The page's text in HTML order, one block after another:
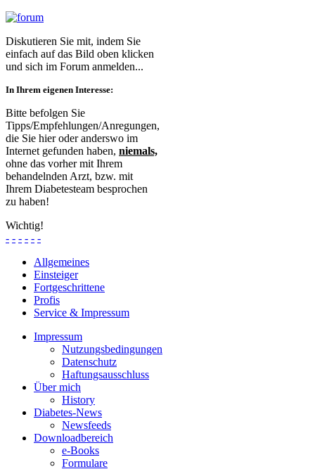
Diskutieren Sie mit, indem Sie
einfach auf das Bild oben klicken
und sich im Forum anmelden...
In Ihrem eigenen Interesse:
Bitte befolgen Sie
Tipps/Empfehlungen/Anregungen,
die Sie hier oder anderswo im
Internet gefunden haben, niemals,
ohne das vorher mit Ihrem
behandelnden Arzt, bzw. mit
Ihrem Diabetesteam besprochen
zu haben!
Wichtig!
- - - - - -
Allgemeines
Einsteiger
Fortgeschrittene
Profis
Service & Impressum
Impressum
Nutzungsbedingungen
Datenschutz
Haftungsausschluss
Über mich
History
Diabetes-News
Newsfeeds
Downloadbereich
e-Books
Formulare